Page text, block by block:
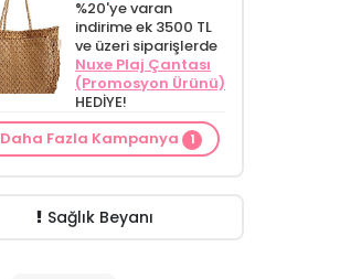
%20'ye varan
indirime ek 3500 TL
ve üzeri siparişlerde
Nuxe Plaj Çantası
(Promosyon Ürünü)
HEDİYE!
Cilt Bakım ürünü
siparişinizde
ml 149.90 TL!
Daha Fazla Kampanya 1
Sağlık Beyanı